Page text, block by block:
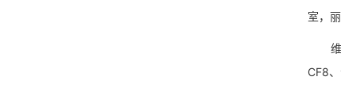
室，
维度
CF8